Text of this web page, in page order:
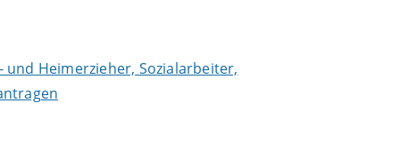
Heimerzieher, Sozialarbeiter,